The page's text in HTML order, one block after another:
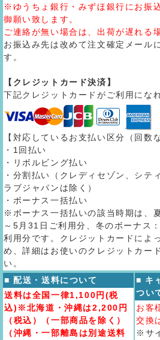
※ゆうちょ銀行・みずほ銀行にお振
御願い致します。
ご連絡が無い場合は、出荷が遅れる
お振込み先は改めて注文確定メール
す。
【クレジットカード決済】
下記クレジットカードがご利用にな
【対応しているお支払い区分（回数
・1回払い
・リボルビング払い
・分割払い（クレディセゾン、シテ
ラブジャパンは除く）
・ボーナス一括払い
※ボーナス一括払いの該当時期は、
～5月31日ご利用分、冬のボーナス
利用分です。クレジットカードによ
め、詳細はお使いのクレジットカー
い。
■ 配送・送料について
送料は全国一律1,100円(税
込)※北海道・沖縄は2,200円
（税込）（一部商品を除く）
（沖縄・一部離島は別途送料
■ キ
つい
お客
交換
※サ